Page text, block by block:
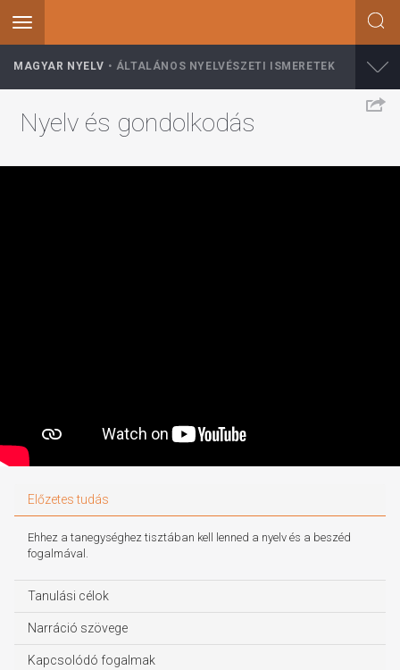
tartalomra
Toggle
navigation
Nyelv és gondolkodás
MAGYAR NYELV ÁLTALÁNOS NYELVÉSZETI ISMERETEK
Előzetes tudás
Ehhez a tanegységhez tisztában kell lenned a nyelv és a beszéd
fogalmával.
Tanulási célok
Narráció szövege
Kapcsolódó fogalmak